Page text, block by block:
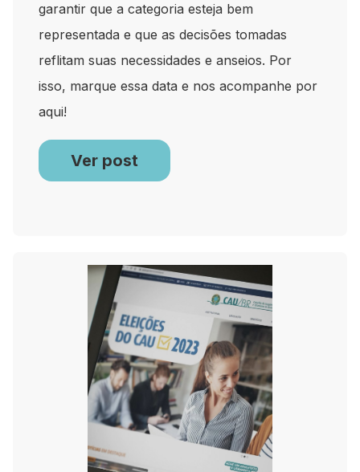
garantir que a categoria esteja bem
representada e que as decisões tomadas
reflitam suas necessidades e anseios. Por
isso, marque essa data e nos acompanhe por
aqui!
Ver post